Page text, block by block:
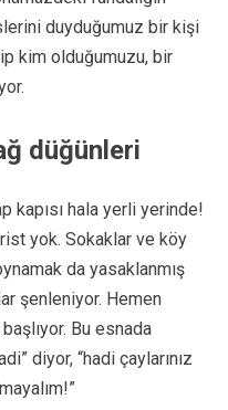
duyduğumuz bir kişi
kim olduğumuzu, bir
düğünleri
kapısı hala yerli yerinde!
yok. Sokaklar ve köy
da yasaklanmış
şenleniyor. Hemen
Bu esnada
diyor, “hadi çaylarınız